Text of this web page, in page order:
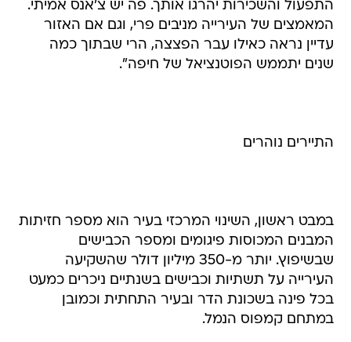
התפעול והשכירות יהרגו אותך. פה יש צ'אנס אמיתי.
המאמצים של העירייה מניבים פרי, וגם אם האזור
עדיין נראה כאילו עבר הפצצה, הרי שבתוך כמה
שנים יתממש הפוטנציאל של חיפה".
התיירים נוהרים
במבט ראשון, השינוי המרכזי בעיר הוא מספר חזיתות
המבנים המכוסות פיגומים ומספר הכבישים
שבשיפוץ. יותר מ-350 מיליון דולר שהשקיעה
העירייה על תשתיות וכבישים בשנתיים ניכרים כמעט
בכל פינה בשכונת הדר ובעיר התחתית וכמובן
במתחם קמפוס הנמל.